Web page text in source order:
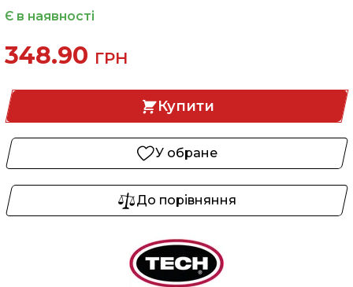
Є в наявності
348.90 ГРН
Купити
У обране
До порівняння